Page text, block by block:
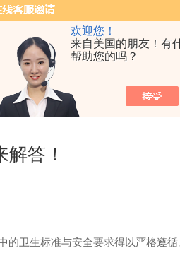
欢迎您！
来自美国的朋友！有
帮助您的吗？
章
答！
卫生标准与安全要求得以严格遵